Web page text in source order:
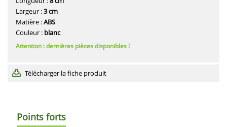
Largeur :3 cm
Matière :ABS
Couleur : blanc
Attention : dernières pièces disponibles !
Télécharger la fiche produit
Points forts